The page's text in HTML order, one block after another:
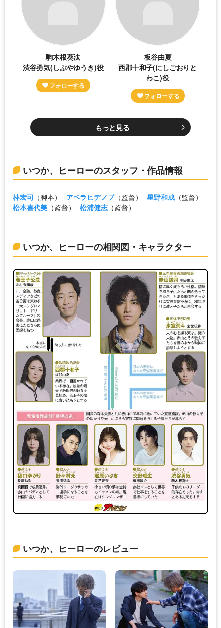
駒木根葵汰
渋谷勇気(しぶやゆうき)役
板谷由夏
西郡十和子(にしごおりと
わこ)役
もっと見る
いつか、ヒーローのスタッフ・作品情報
林宏司 （脚本） アベラヒデノブ（監督） 星野和成 （監督）
松本喜代美 （監督） 松浦健志（監督）
いつか、ヒーローの相関図・キャラクター
いつか、ヒーローのレビュー